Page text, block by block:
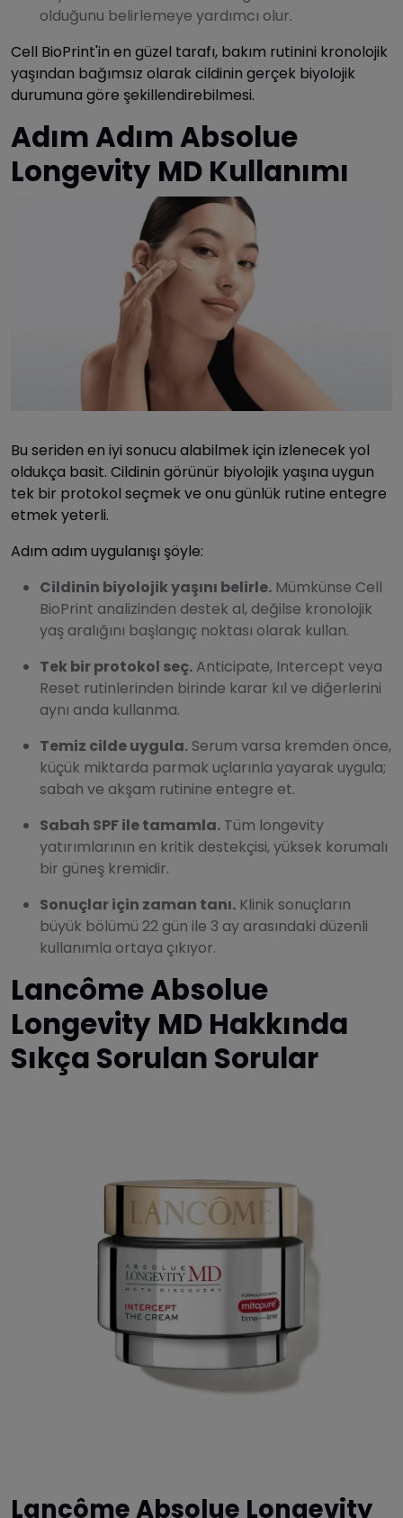
olduğunu belirlemeye yardımcı olur.
Cell BioPrint'in en güzel tarafı, bakım rutinini kronolojik
yaşından bağımsız olarak cildinin gerçek biyolojik
durumuna göre şekillendirebilmesi.
Adım Adım Absolue
Longevity MD Kullanımı
Bu seriden en iyi sonucu alabilmek için izlenecek yol
oldukça basit. Cildinin görünür biyolojik yaşına uygun
tek bir protokol seçmek ve onu günlük rutine entegre
etmek yeterli.
Adım adım uygulanışı şöyle:
Cildinin biyolojik yaşını belirle. Mümkünse Cell
BioPrint analizinden destek al, değilse kronolojik
yaş aralığını başlangıç noktası olarak kullan.
Tek bir protokol seç. Anticipate, Intercept veya
Reset rutinlerinden birinde karar kıl ve diğerlerini
aynı anda kullanma.
Temiz cilde uygula. Serum varsa kremden önce,
küçük miktarda parmak uçlarınla yayarak uygula;
sabah ve akşam rutinine entegre et.
Sabah SPF ile tamamla. Tüm longevity
yatırımlarının en kritik destekçisi, yüksek korumalı
bir güneş kremidir.
Sonuçlar için zaman tanı. Klinik sonuçların
büyük bölümü 22 gün ile 3 ay arasındaki düzenli
kullanımla ortaya çıkıyor.
Lancôme Absolue
Longevity MD Hakkında
Sıkça Sorulan Sorular
Lancôme Absolue Longevity